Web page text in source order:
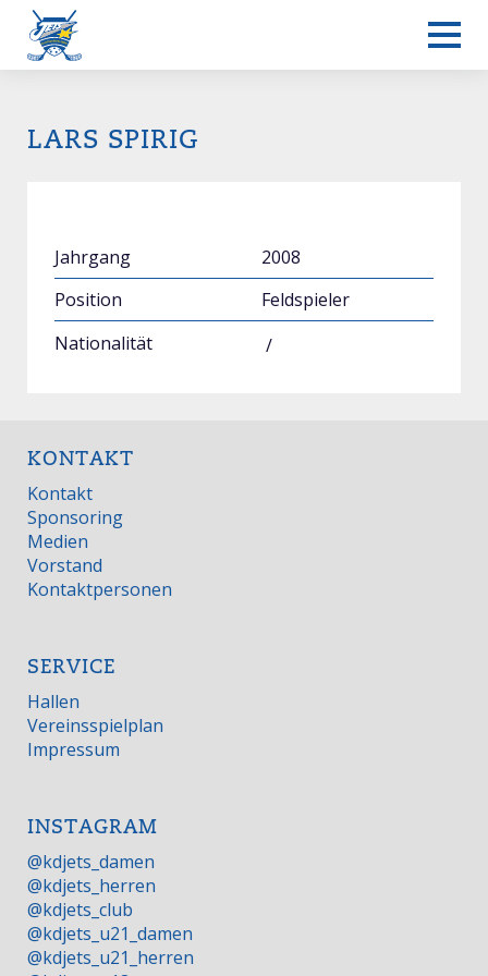
LARS SPIRIG
Jahrgang
2008
Position
Feldspieler
Nationalität
/
KONTAKT
Kontakt
Sponsoring
Medien
Vorstand
Kontaktpersonen
SERVICE
Hallen
Vereinsspielplan
Impressum
INSTAGRAM
@kdjets_damen
@kdjets_herren
@kdjets_club
@kdjets_u21_damen
@kdjets_u21_herren